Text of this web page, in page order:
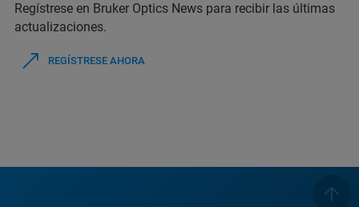
Regístrese en Bruker Optics News para recibir las últimas
actualizaciones.
REGÍSTRESE AHORA